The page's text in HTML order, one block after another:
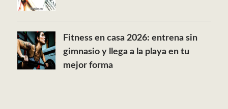
Fitness en casa 2026: entrena sin
gimnasio y llega a la playa en tu
mejor forma